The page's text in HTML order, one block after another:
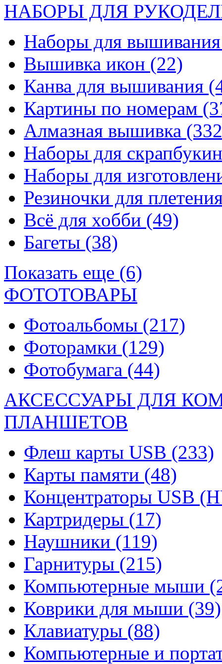
НАБОРЫ ДЛЯ
Наборы для
Вышивка икон (22)
Канва для вышивания
Картины по номерам
Алмазная вышивка
Наборы для
Наборы для
Резиночки для
Всё для хобби (49)
Багеты (38)
Показать еще (6)
ФОТОТОВАРЫ
Фотоальбомы (217)
Фоторамки (129)
Фотобумага (44)
АКСЕССУАРЫ ДЛЯ
ПЛАНШЕТОВ
Флеш карты USB (233)
Карты памяти (48)
Концентраторы USB
Картридеры (17)
Наушники (119)
Гарнитуры (215)
Компьютерные мыши
Коврики для мыши (39)
Клавиатуры (88)
Компьютерные и